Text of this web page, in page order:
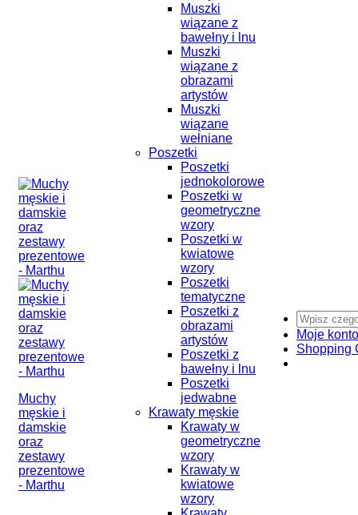
Muchy
męskie i
damskie
oraz
zestawy
prezentowe
- Marthu
Muszki
wiązane z
bawełny i lnu
Muszki
wiązane z
obrazami
artystów
Muszki
wiązane
wełniane
Poszetki
Poszetki
jednokolorowe
Poszetki w
geometryczne
wzory
Poszetki w
kwiatowe
wzory
Poszetki
tematyczne
Poszetki z
obrazami
artystów
Poszetki z
bawełny i lnu
Poszetki
jedwabne
Krawaty męskie
Krawaty w
geometryczne
wzory
Krawaty w
kwiatowe
wzory
Moje konto
Shopping